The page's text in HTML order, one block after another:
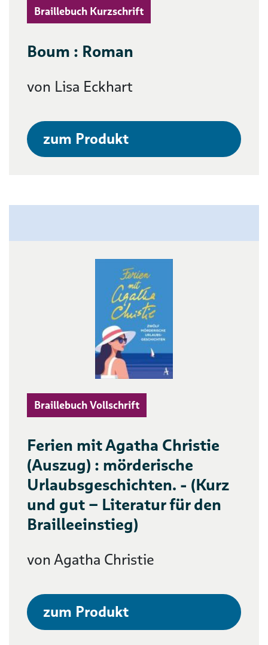
Braillebuch Kurzschrift
Boum : Roman
von Lisa Eckhart
zum Produkt
Braillebuch Vollschrift
Ferien mit Agatha Christie
(Auszug) : mörderische
Urlaubsgeschichten. - (Kurz
und gut – Literatur für den
Brailleeinstieg)
von Agatha Christie
zum Produkt